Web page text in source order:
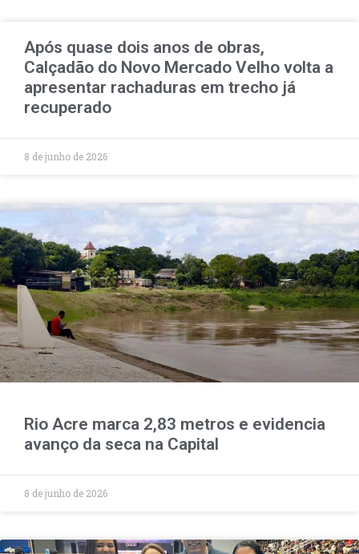
Após quase dois anos de obras,
Calçadão do Novo Mercado Velho volta a
apresentar rachaduras em trecho já
recuperado
8 de junho de 2026
Rio Acre marca 2,83 metros e evidencia
avanço da seca na Capital
8 de junho de 2026